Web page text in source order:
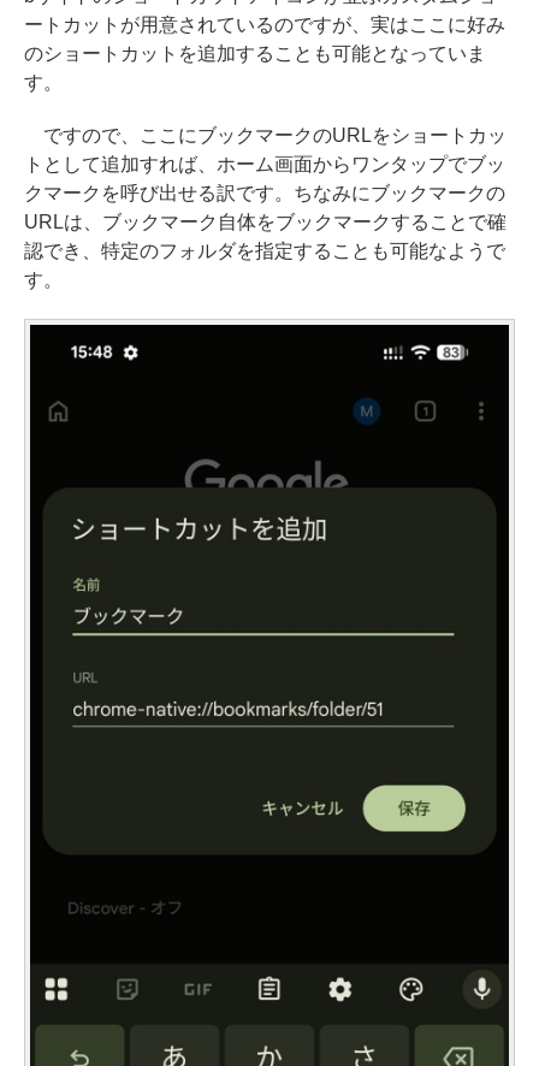
ートカットが用意されているのですが、実はここに好み
のショートカットを追加することも可能となっていま
す。
ですので、ここにブックマークのURLをショートカッ
トとして追加すれば、ホーム画面からワンタップでブッ
クマークを呼び出せる訳です。ちなみにブックマークの
URLは、ブックマーク自体をブックマークすることで確
認でき、特定のフォルダを指定することも可能なようで
す。